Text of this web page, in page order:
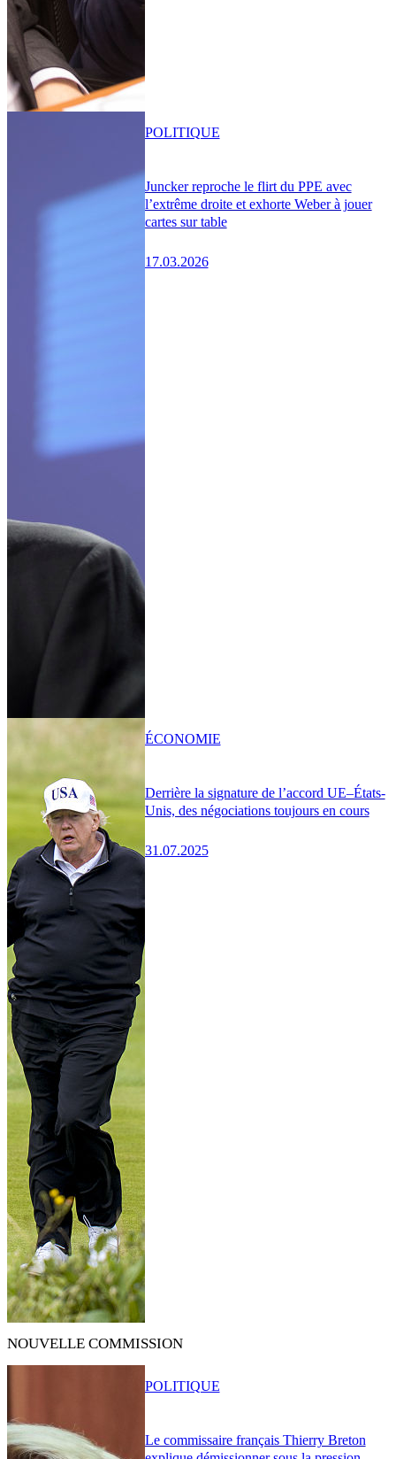
Juncker reproche le flirt du PPE avec
l’extrême droite et exhorte Weber à jouer
cartes sur table
17.03.2026
POLITIQUE
Derrière la signature de l’accord UE–États-
Unis, des négociations toujours en cours
31.07.2025
ÉCONOMIE
NOUVELLE COMMISSION
Le commissaire français Thierry Breton
POLITIQUE